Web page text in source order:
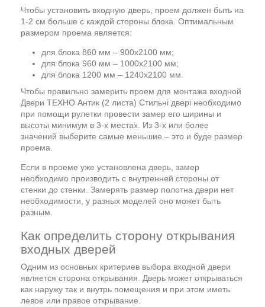
Чтобы установить входную дверь, проем должен быть на
1-2 см больше с каждой стороны блока. Оптимальным
размером проема является:
для блока 860 мм – 900х2100 мм;
для блока 960 мм – 1000х2100 мм;
для блока 1200 мм – 1240х2100 мм.
Чтобы правильно замерить проем для монтажа входной
Двери ТЕХНО Антик (2 листа) Стильні двері необходимо
при помощи рулетки провести замер его ширины и
высоты минимум в 3-х местах. Из 3-х или более
значений выберите самые меньшие – это и буде размер
проема.
Если в проеме уже установлена дверь, замер
необходимо производить с внутренней стороны от
стенки до стенки. Замерять размер полотна двери нет
необходимости, у разных моделей оно может быть
разным.
Как определить сторону открывания
входных дверей
Одним из основных критериев выбора входной двери
является сторона открывания. Дверь может открываться
как наружу так и внутрь помещения и при этом иметь
левое или правое открывание.